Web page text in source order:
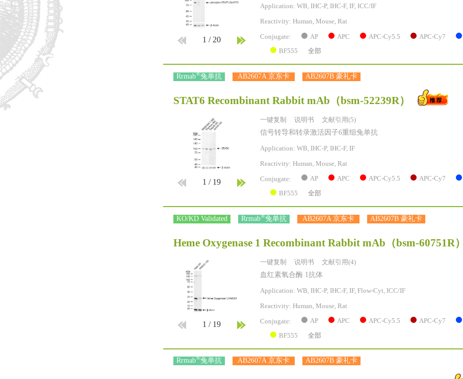
1 /20
Application: WB, IHC-P, IHC-F, IF, ICC/IF
Reactivity: Human, Mouse, Rat
Conjugate: AP APC APC-Cy5.5 APC-Cy7
BF555 全部
Rrmab®兔单抗 AB2607A 京东卡 AB2607B 豪礼卡
STAT6 Recombinant Rabbit mAb （bsm-52239R）
1 / 19
一键复制 说明书 文献引用(5)
信号转导和转录激活因子6重组兔单抗
Application: WB, IHC-P, IHC-F, IF
Reactivity: Human, Mouse, Rat
Conjugate: AP APC APC-Cy5.5 APC-Cy7
BF555 全部
KO/KD Validated Rrmab®兔单抗 AB2607A 京东卡 AB2607B 豪礼卡
Heme Oxygenase 1 Recombinant Rabbit mAb （bsm-60751R）
1 / 19
一键复制 说明书 文献引用(4)
血红素氧合酶 1抗体
Application: WB, IHC-P, IHC-F, IF, Flow-Cyt, ICC/IF
Reactivity: Human, Mouse, Rat
Conjugate: AP APC APC-Cy5.5 APC-Cy7
BF555 全部
Rrmab®兔单抗 AB2607A 京东卡 AB2607B 豪礼卡